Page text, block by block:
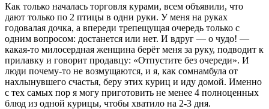
Как только началась торговля курами, всем объявили, что
дают только по 2 птицы в одни руки. У меня на руках
годовалая дочка, а впереди трепещущая очередь только с
одним вопросом: достанется или нет. И вдруг — о чудо! —
какая-то милосердная женщина берёт меня за руку, подводит к
прилавку и говорит продавцу: «Отпустите без очереди». И
люди почему-то не возмущаются, и я, как сомнамбула от
нахлынувшего счастья, беру этих куриц и иду домой. Именно
с тех самых пор я могу приготовить не менее 4 полноценных
блюд из одной курицы, чтобы хватило на 2-3 дня.